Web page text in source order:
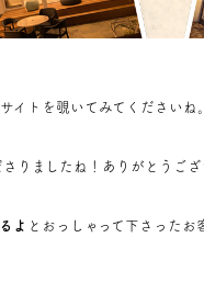
イトを覗いてみてくださいね。
りましたね！ありがとうござ
よ とおっしゃって下さったお